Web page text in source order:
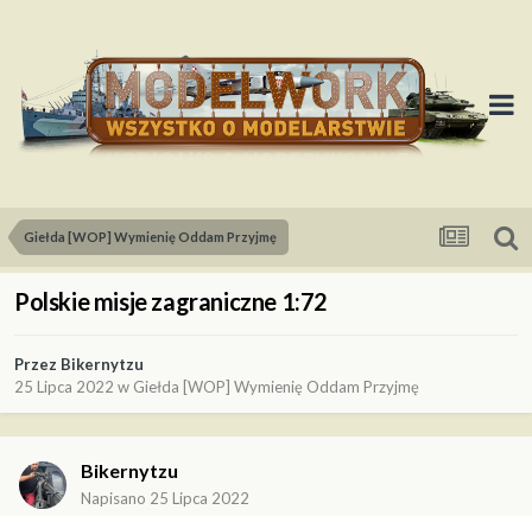
Giełda [WOP] Wymienię Oddam Przyjmę
Polskie misje zagraniczne 1:72
Przez Bikernytzu
25 Lipca 2022 w Giełda [WOP] Wymienię Oddam Przyjmę
Bikernytzu
Napisano 25 Lipca 2022